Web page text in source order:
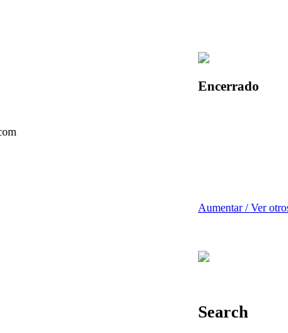
Encerrado
Aumentar / Ver
Search